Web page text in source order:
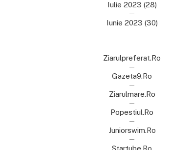
Iulie 2023 (28)
Iunie 2023 (30)
Ziarulpreferat.ro
Gazeta9.ro
Ziarulmare.ro
Popestiul.ro
Juniorswim.ro
Startube.ro